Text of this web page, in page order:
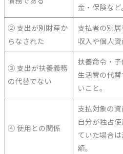
金・保険など。
② 支出が別財産か
らなされた
支払者の別居
収入や個人資
③ 支出が扶養義務
の代替でない
扶養命令・子
生活費の代替
いこと。
④ 使用との関係
支払対象の資
自分が独占使
ていた場合は
額。